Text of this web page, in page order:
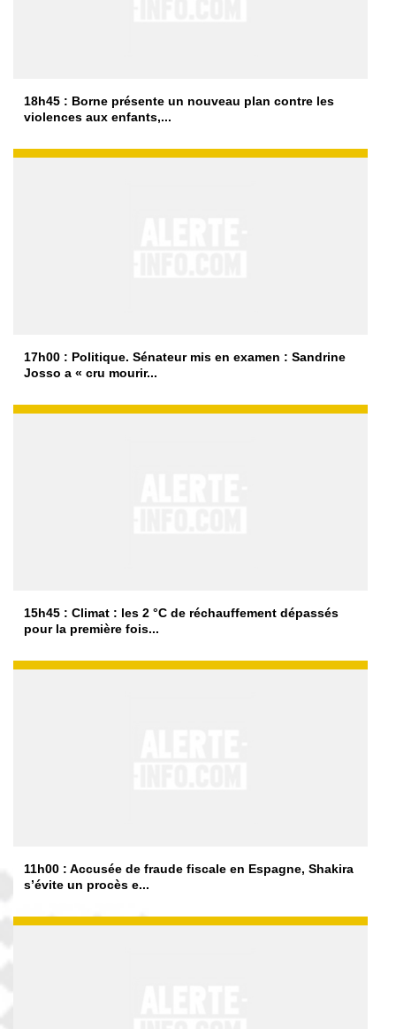
18h45 : Borne présente un nouveau plan contre les
violences aux enfants,...
17h00 : Politique. Sénateur mis en examen : Sandrine
Josso a « cru mourir...
15h45 : Climat : les 2 °C de réchauffement dépassés
pour la première fois...
11h00 : Accusée de fraude fiscale en Espagne, Shakira
s’évite un procès e...